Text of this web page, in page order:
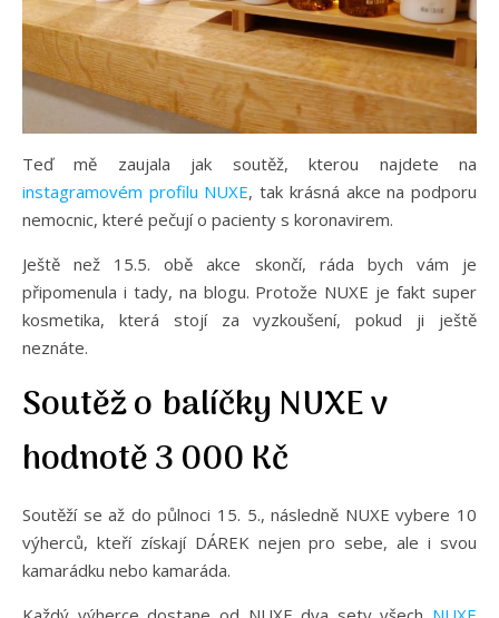
Teď mě zaujala jak soutěž, kterou najdete na
instagramovém profilu NUXE, tak krásná akce na podporu
nemocnic, které pečují o pacienty s koronavirem.
Ještě než 15.5. obě akce skončí, ráda bych vám je
připomenula i tady, na blogu. Protože NUXE je fakt super
kosmetika, která stojí za vyzkoušení, pokud ji ještě
neznáte.
Soutěž o balíčky NUXE v
hodnotě 3 000 Kč
Soutěží se až do půlnoci 15. 5., následně NUXE vybere 10
výherců, kteří získají DÁREK nejen pro sebe, ale i svou
kamarádku nebo kamaráda.